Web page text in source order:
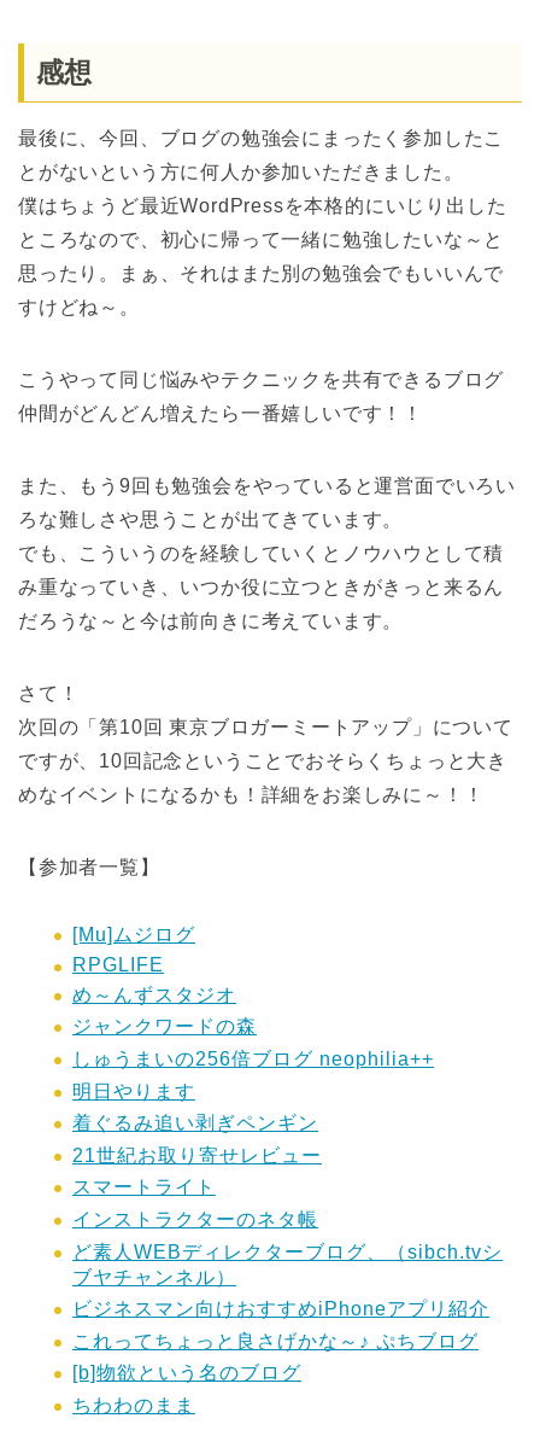
感想
最後に、今回、ブログの勉強会にまったく参加したこ
とがないという方に何人か参加いただきました。
僕はちょうど最近WordPressを本格的にいじり出した
ところなので、初心に帰って一緒に勉強したいな～と
思ったり。まぁ、それはまた別の勉強会でもいいんで
すけどね～。
こうやって同じ悩みやテクニックを共有できるブログ
仲間がどんどん増えたら一番嬉しいです！！
また、もう9回も勉強会をやっていると運営面でいろい
ろな難しさや思うことが出てきています。
でも、こういうのを経験していくとノウハウとして積
み重なっていき、いつか役に立つときがきっと来るん
だろうな～と今は前向きに考えています。
さて！
次回の「第10回 東京ブロガーミートアップ」について
ですが、10回記念ということでおそらくちょっと大き
めなイベントになるかも！詳細をお楽しみに～！！
【参加者一覧】
[Mu]ムジログ
RPGLIFE
め～んずスタジオ
ジャンクワードの森
しゅうまいの256倍ブログ neophilia++
明日やります
着ぐるみ追い剥ぎペンギン
21世紀お取り寄せレビュー
スマートライト
インストラクターのネタ帳
ど素人WEBディレクターブログ、（sibch.tvシ
ブヤチャンネル）
ビジネスマン向けおすすめiPhoneアプリ紹介
これってちょっと良さげかな～♪ ぷちブログ
[b]物欲という名のブログ
ちわわのまま